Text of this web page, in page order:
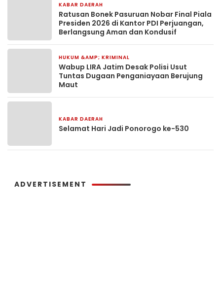
KABAR DAERAH
Ratusan Bonek Pasuruan Nobar Final Piala
Presiden 2026 di Kantor PDI Perjuangan,
Berlangsung Aman dan Kondusif
HUKUM &AMP; KRIMINAL
Wabup LIRA Jatim Desak Polisi Usut
Tuntas Dugaan Penganiayaan Berujung
Maut
KABAR DAERAH
Selamat Hari Jadi Ponorogo ke-530
ADVERTISEMENT